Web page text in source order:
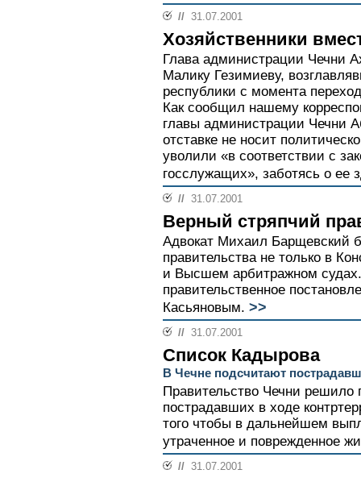
// 31.07.2001
Хозяйственники
Глава администрации Чечни
Малику Гезимиеву,
республики с момента
Как сообщил нашему
главы администрации Чечни
отставке не носит
уволили «в соответствии с
госслужащих», заботясь о ее
// 31.07.2001
Верный стряпчий
Адвокат Михаил Барщевский
правительства не только в
и Высшем арбитражном
правительственное
Касьяновым. >>
// 31.07.2001
Список Кадырова
В Чечне подсчитают
Правительство Чечни решило
пострадавших в ходе
того чтобы в дальнейшем
утраченное и поврежденное
// 31.07.2001